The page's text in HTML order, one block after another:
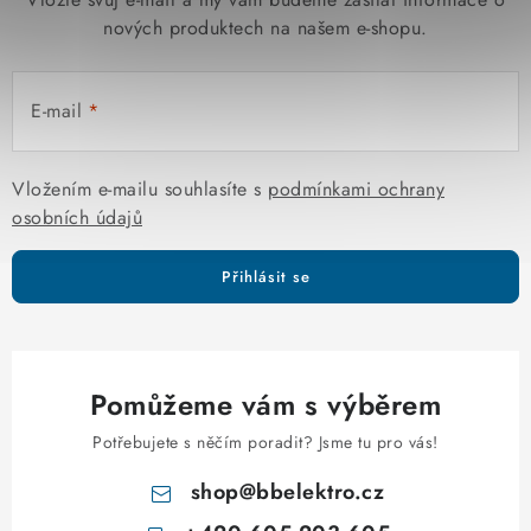
nových produktech na našem e-shopu.
E-mail
Vložením e-mailu souhlasíte s podmínkami ochrany
osobních údajů
Přihlásit se
Pomůžeme vám s výběrem
Potřebujete s něčím poradit? Jsme tu pro vás!
shop@bbelektro.cz